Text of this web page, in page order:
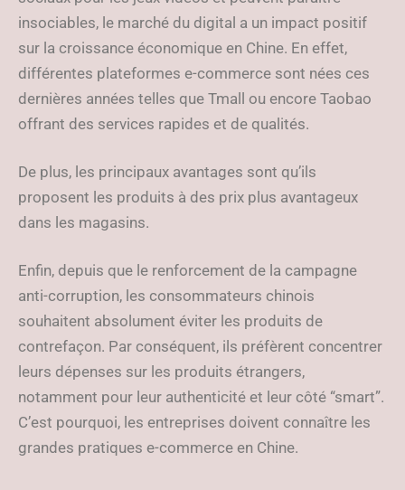
insociables, le marché du digital a un impact positif
sur la croissance économique en Chine. En effet,
différentes plateformes e-commerce sont nées ces
dernières années telles que Tmall ou encore Taobao
offrant des services rapides et de qualités.
De plus, les principaux avantages sont qu’ils
proposent les produits à des prix plus avantageux
dans les magasins.
Enfin, depuis que le renforcement de la campagne
anti-corruption, les consommateurs chinois
souhaitent absolument éviter les produits de
contrefaçon. Par conséquent, ils préfèrent concentrer
leurs dépenses sur les produits étrangers,
notamment pour leur authenticité et leur côté “smart”.
C’est pourquoi, les entreprises doivent connaître les
grandes pratiques e-commerce en Chine.